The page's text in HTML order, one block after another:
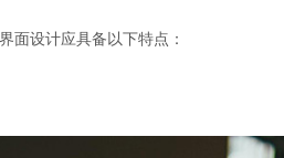
面设计应具备以下特点：